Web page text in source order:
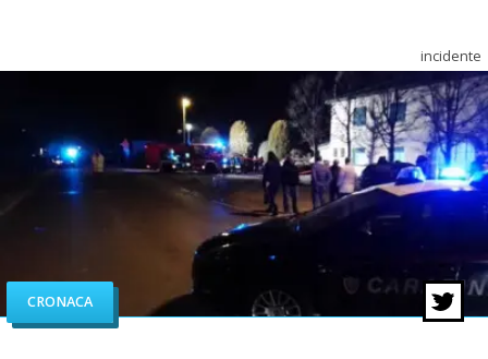
incidente
CRONACA